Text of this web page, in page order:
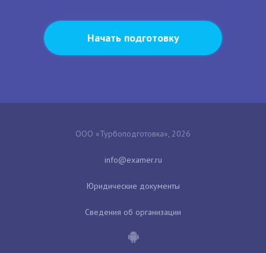
Начать подготовку
ООО «Турбоподготовка», 2026
Юридические документы
Сведения об организации